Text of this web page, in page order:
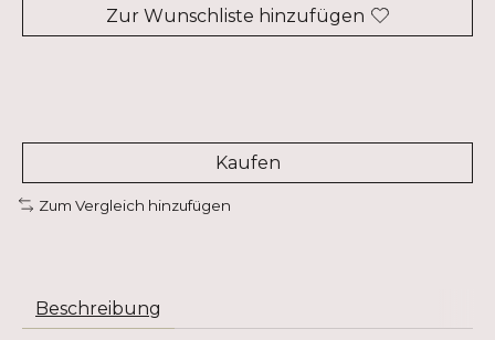
Zur Wunschliste hinzufügen
Kaufen
Zum Vergleich hinzufügen
Beschreibung